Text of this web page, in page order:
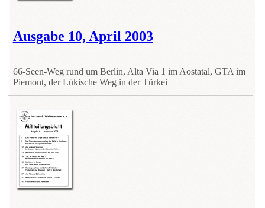
Ausgabe 10, April 2003
66-Seen-Weg rund um Berlin, Alta Via 1 im Aostatal, GTA im
Piemont, der Lükische Weg in der Türkei